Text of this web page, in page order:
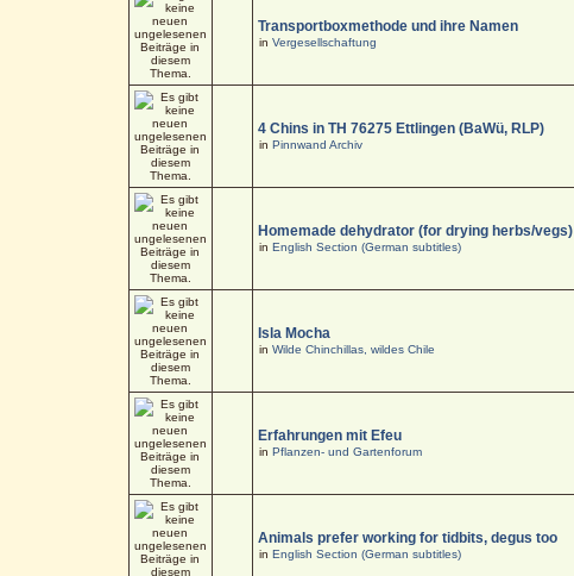
Transportboxmethode und ihre Namen
in Vergesellschaftung
4 Chins in TH 76275 Ettlingen (BaWü, RLP)
in Pinnwand Archiv
Homemade dehydrator (for drying herbs/vegs)
in English Section (German subtitles)
Isla Mocha
in Wilde Chinchillas, wildes Chile
Erfahrungen mit Efeu
in Pflanzen- und Gartenforum
Animals prefer working for tidbits, degus too
in English Section (German subtitles)